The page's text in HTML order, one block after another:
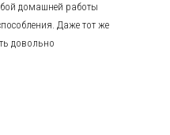
домашней работы
Даже тот же
довольно